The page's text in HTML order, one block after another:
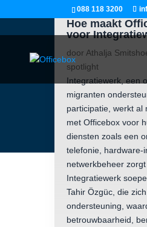
088 118 3200
Hoe maakt
voor
door Athalja
spotlight
Integratiewerk, een
migranten
participatie, werkt al
met Officebox voor
diensten zoals een
telefonie, hardware-
netwerkbeheer
Integratiewerk
Tahir Özgüc, die
ondersteuning,
betrouwbaarheid,